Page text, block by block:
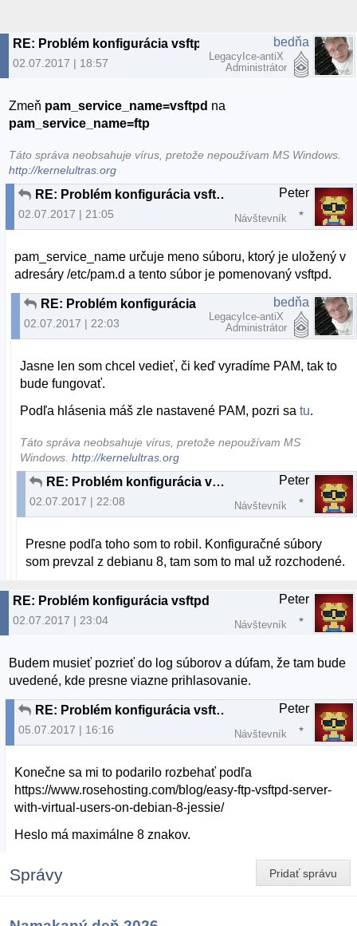
RE: Problém konfigurácia vsftpd
02.07.2017 | 18:57
bedňa
LegacyIce-antiX
Administrátor
Zmeň pam_service_name=vsftpd na
pam_service_name=ftp
Táto správa neobsahuje vírus, pretože nepoužívam MS Windows.
http://kernelultras.org
RE: Problém konfigurácia vsftpd
02.07.2017 | 21:05
Peter
Návštevník
pam_service_name určuje meno súboru, ktorý je uložený v
adresáry /etc/pam.d a tento súbor je pomenovaný vsftpd.
02.07.2017 | 22:03
bedňa
LegacyIce-antiX
Administrátor
Jasne len som chcel vedieť, či keď vyradíme PAM, tak to
bude fungovať.
Podľa hlásenia máš zle nastavené PAM, pozri satu.
Táto správa neobsahuje vírus, pretože nepoužívam MS
Windows.http://kernelultras.org
RE: Problém konfigurácia vsftpd
02.07.2017 | 22:08
Peter
Návštevník
Presne podľa toho som to robil. Konfiguračné súbory
som prevzal z debianu 8, tam som to mal už rozchodené.
RE: Problém konfigurácia vsftpd
02.07.2017 | 23:04
Peter
Návštevník
Budem musieť pozrieť do log súborov a dúfam, že tam bude
uvedené, kde presne viazne prihlasovanie.
RE: Problém konfigurácia vsftpd
05.07.2017 | 16:16
Peter
Návštevník
Konečne sa mi to podarilo rozbehať podľa
https://www.rosehosting.com/blog/easy-ftp-vsftpd-server-
with-virtual-users-on-debian-8-jessie/
Heslo má maximálne 8 znakov.
Pridať správu
Správy